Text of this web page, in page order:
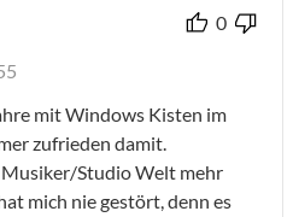
0
mit Windows Kisten im
zufrieden damit.
Studio Welt mehr
mich nie gestört, denn es